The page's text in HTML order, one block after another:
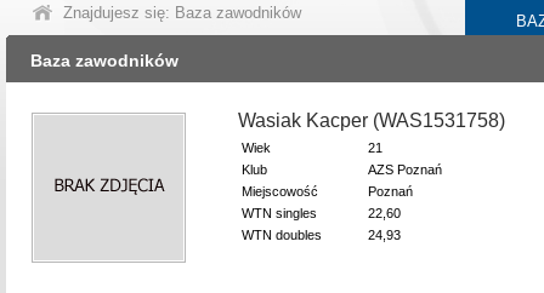
Znajdujesz się: Baza zawodników
Baza zawodników
Wasiak Kacper (WAS1531758)
Wiek
21
Klub
AZS Poznań
Miejscowość
Poznań
WTN singles
22,60
WTN doubles
24,93